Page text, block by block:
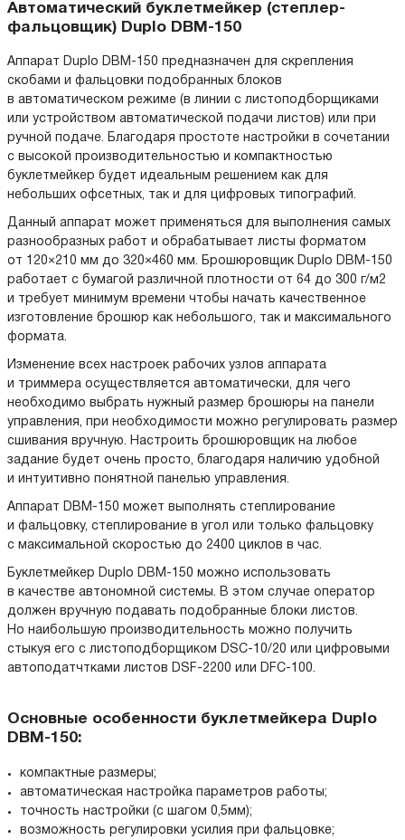
Автоматический буклетмейкер (степлер-
фальцовщик) Duplo DBM-150
Аппарат Duplo DBM-150 предназначен для скрепления
скобами и фальцовки подобранных блоков
в автоматическом режиме (в линии с листоподборщиками
или устройством автоматической подачи листов) или при
ручной подаче. Благодаря простоте настройки в сочетании
с высокой производительностью и компактностью
буклетмейкер будет идеальным решением как для
небольших офсетных, так и для цифровых типографий.
Данный аппарат может применяться для выполнения самых
разнообразных работ и обрабатывает листы форматом
от 120×210 мм до 320×460 мм. Брошюровщик Duplo DBM-150
работает с бумагой различной плотности от 64 до 300 г/м2
и требует минимум времени чтобы начать качественное
изготовление брошюр как небольшого, так и максимального
формата.
Изменение всех настроек рабочих узлов аппарата
и триммера осуществляется автоматически, для чего
необходимо выбрать нужный размер брошюры на панели
управления, при необходимости можно регулировать размер
сшивания вручную. Настроить брошюровщик на любое
задание будет очень просто, благодаря наличию удобной
и интуитивно понятной панелью управления.
Аппарат DBM-150 может выполнять степлирование
и фальцовку, степлирование в угол или только фальцовку
с максимальной скоростью до 2400 циклов в час.
Буклетмейкер Duplo DBM-150 можно использовать
в качестве автономной системы. В этом случае оператор
должен вручную подавать подобранные блоки листов.
Но наибольшую производительность можно получить
стыкуя его с листоподборщиком DSC-10/20 или цифровыми
автоподатчтками листов DSF-2200 или DFC-100.
Основные особенности буклетмейкера Duplo
DBM-150:
компактные размеры;
автоматическая настройка параметров работы;
точность настройки (с шагом 0,5мм);
возможность регулировки усилия при фальцовке;